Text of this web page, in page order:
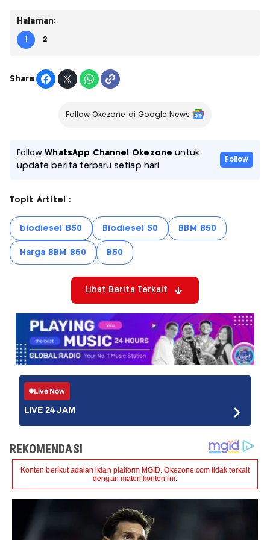
Halaman:
1 2
Share
Follow Okezone di Google News
FollowWhatsApp Channel Okezone untuk
update berita terbaru setiap hari
Follow
Topik Artikel :
biodiesel B50 Biodiesel 50 BBM B50
Harga BBM B50 B50
Lihat Berita Terkait
Live Now
LIVE 24 JAM